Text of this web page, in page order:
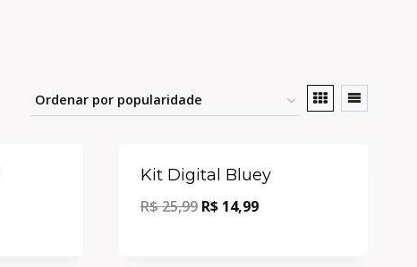
Kit Digital Bluey
R$25,99 R$14,99